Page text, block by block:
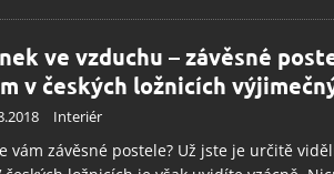
ve vzduchu – závěsné
v českých ložnicích
Interiér
vám závěsné postele? Už jste je určitě